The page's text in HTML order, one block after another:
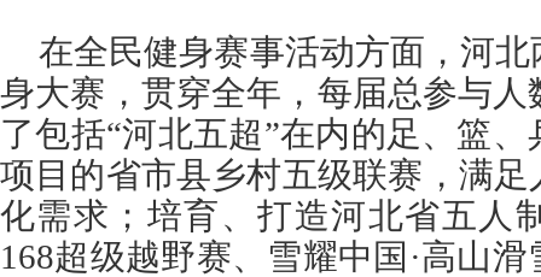
在全民健身赛事活动方面，河
身大赛，贯穿全年，每届总参与
了包括“河北五超”在内的足、篮
项目的省市县乡村五级联赛，满
化需求；培育、打造河北省五人
168超级越野赛、雪耀中国·高山